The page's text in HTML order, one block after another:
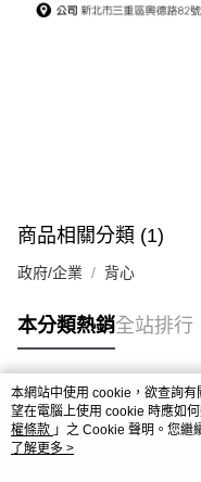
商品相關分類 (1)
政府/企業 背心
本分類熱銷全站排行
熱門標籤
本網站中使用 cookie，欲查詢
望在電腦上使用 cookie 時應如
權條款 」之 Cookie 聲明。您繼
用條款之 Cookie 聲明使用
了解更多 >